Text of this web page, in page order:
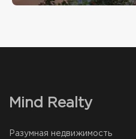
Mind Realty
Разумная недвижимость